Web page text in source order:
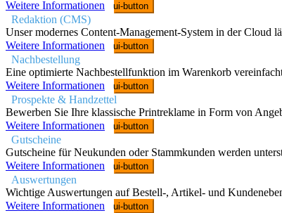
Weitere Informationen
ui-button
Redaktion (CMS)
Unser modernes Content-Management-System in der Cloud
Weitere Informationen
ui-button
Nachbestellung
Eine optimierte Nachbestellfunktion im Warenkorb
Weitere Informationen
ui-button
Prospekte & Handzettel
Bewerben Sie Ihre klassische Printreklame in Form von
Weitere Informationen
ui-button
Gutscheine
Gutscheine für Neukunden oder Stammkunden werden
Weitere Informationen
ui-button
Auswertungen
Wichtige Auswertungen auf Bestell-, Artikel- und
Weitere Informationen
ui-button